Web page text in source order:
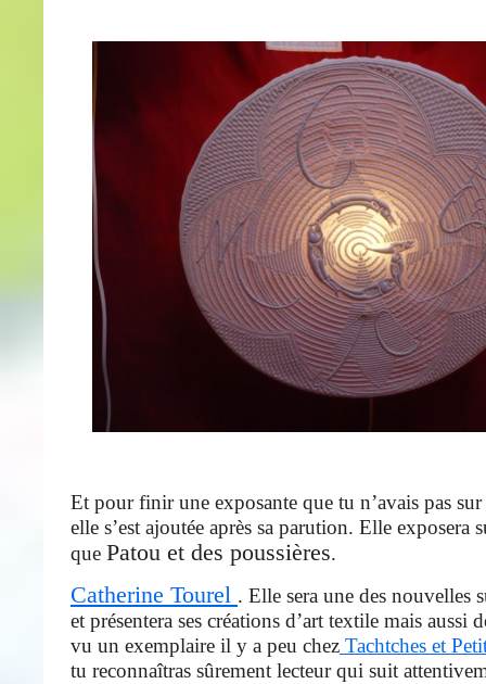
Et pour finir une exposante que tu n’avais pas
elle s’est ajoutée après sa parution. Elle exposera
que Patou et des poussières.
Catherine Tourel . Elle sera une des nouvelles
et présentera ses créations d’art textile mais aussi
vu un exemplaire il y a peu chez Tachtches et
tu reconnaîtras sûrement lecteur qui suit